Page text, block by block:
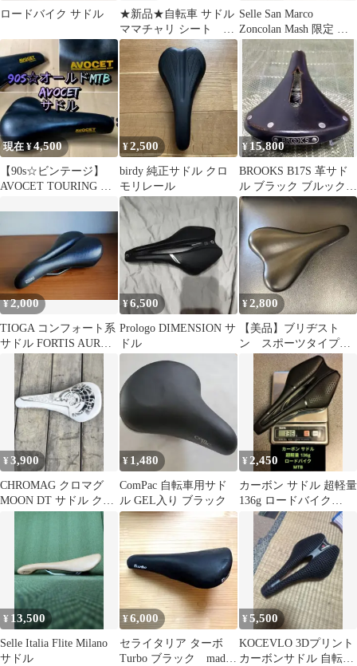
ロードバイク サドル
★新品★自転車 サドル
ママチャリ シート 茶
YAMAHA Panasonic
Selle San Marco
Zoncolan Mash 限定 サ
現在 ¥4,500
【90s☆ビンテージ】
AVOCET TOURING サ
¥2,500
birdy 純正サドル クロ
モリレール
¥15,800
BROOKS B17S 革サド
ル ブラック ブルックス
黒
¥2,000
TIOGA コンフォート系
サドル FORTIS AURA
タイオガ シリコンゲル
¥6,500
Prologo DIMENSION サ
ドル
¥2,800
【美品】ブリヂスト
ン スポーツタイプ純
正サドル
¥3,900
CHROMAG クロマグ
MOON DT サドル クロ
モリレール ホワイト
¥ 1,480
ComPac 自転車用サド
ル GEL入り ブラック
¥2,450
カーボン サドル 超軽量
136g ロードバイク
MTB
¥ 13,500
Selle Italia Flite Milano
サドル
¥6,000
セライタリア ターボ
Turbo ブラック made
¥5,500
KOCEVLO 3Dプリント
カーボンサドル 自転車